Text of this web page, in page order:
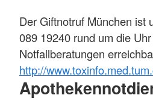
Der Giftnotruf München ist
089 19240 rund um die
Notfallberatungen
http://